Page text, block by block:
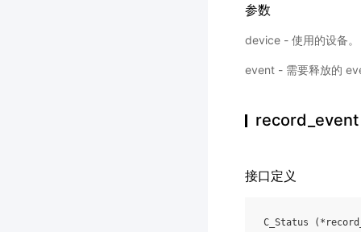
参数
device - 使用的设备。
event - 需要释放的
接口定义
C_Status ( *